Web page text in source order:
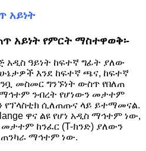
አይነት
አይነት የምርት ማስተዋወቅ፡-
አዲስ ዓይነት ከፍተኛ ግፊት ያለው
እንደ ከፍተኛ ጫና, ከፍተኛ
መስመር ግንኙነት ውስጥ የበለጠ
ማኅተም ንብረት የሆነውን መታተም
የፕላስቲክ ሲለጠጡና ላይ ይተማመናል.
ዋና ልዩ የሆነ አዲስ ማኅተም ነው,
ከንፈር (T-ክንድ) ያለውን
ማኅተም ነው.